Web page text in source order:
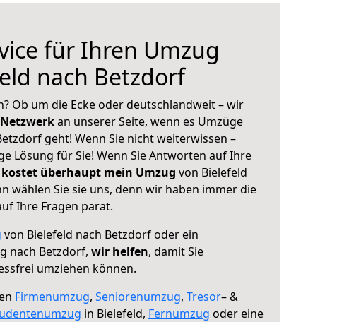
für Ihren Umzug
nach Betzdorf
Ob um die Ecke oder deutschlandweit – wir
an unserer Seite, wenn es Umzüge
geht! Wenn Sie nicht weiterwissen –
Lösung für Sie! Wenn Sie Antworten auf Ihre
überhaupt mein Umzug von Bielefeld
wählen Sie sie uns, denn wir haben immer die
Ihre Fragen parat.
von Bielefeld nach Betzdorf oder ein
nach Betzdorf, wir helfen, damit Sie
umziehen können.
Firmenumzug, Seniorenumzug, Tresor– &
in Bielefeld, Fernumzug oder eine